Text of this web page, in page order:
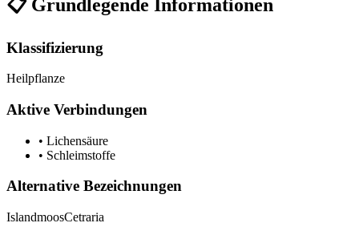
📋 Grundlegende Informationen
Klassifizierung
Heilpflanze
Aktive Verbindungen
• Lichensäure
• Schleimstoffe
Alternative Bezeichnungen
IslandmoosCetraria